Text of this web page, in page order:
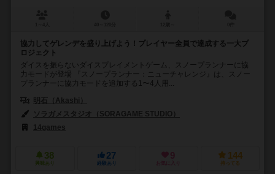
協力してゲレンデを盛り上げよう！プレイヤー全員で達成する一大プ
ロジェクト
ダイスを振らないダイスプレイメントゲーム、スノープランナーに協
力モードが登場 『スノープランナー：ニューチャレンジ』は、スノー
プランナーに協力モードを追加する1〜4人用...
明石（Akashi）
ソラガメスタジオ（SORAGAME STUDIO）
14games
38
興味あり
27
経験あり
9
お気に入り
144
持ってる